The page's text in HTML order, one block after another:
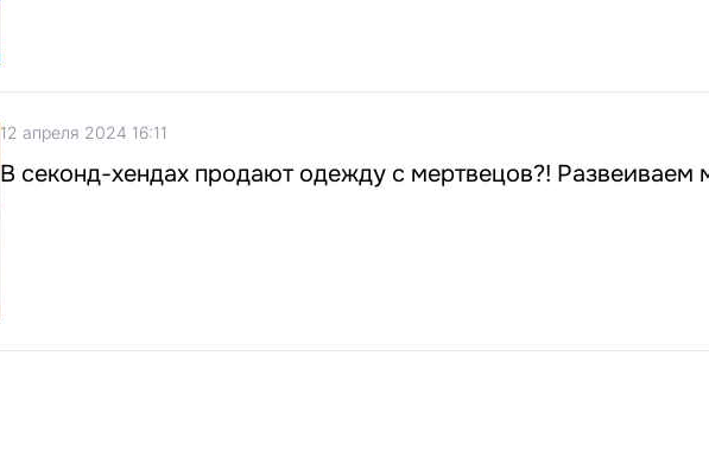
12 апреля 2024 16:11
В секонд-хендах продают одежду с мертвецов?! Развеиваем